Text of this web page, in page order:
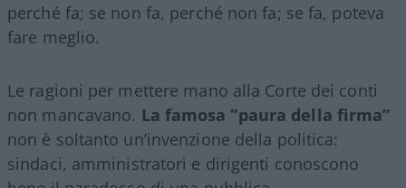
perché fa; se non fa, perché non fa; se fa, poteva
fare meglio.
Le ragioni per mettere mano alla Corte dei conti
non mancavano. La famosa “paura della firma”
non è soltanto un’invenzione della politica:
sindaci, amministratori e dirigenti conoscono